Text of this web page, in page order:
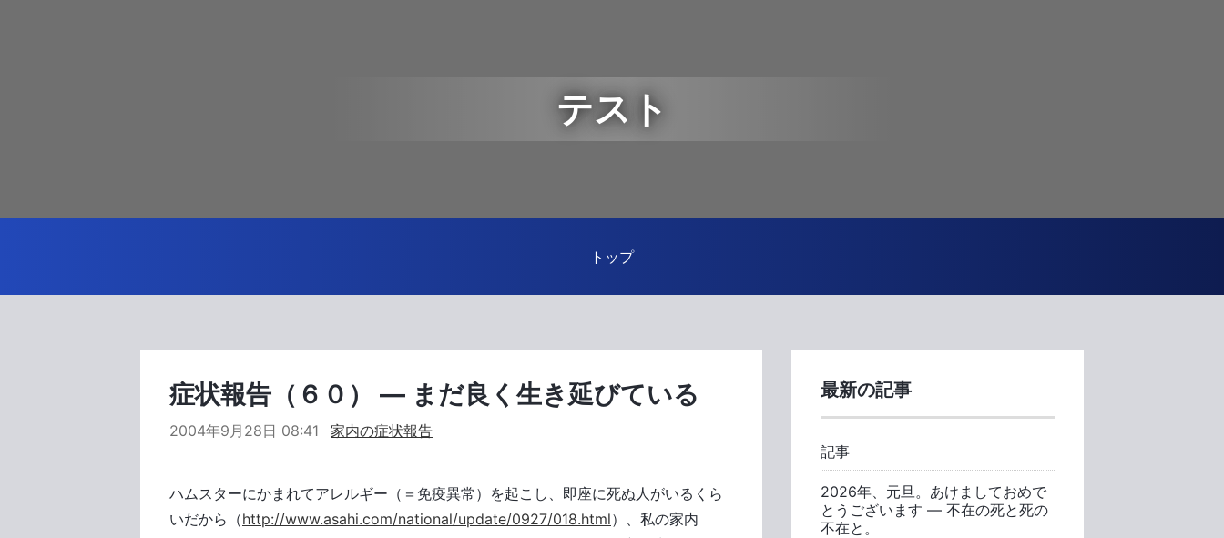
テスト
トップ
症状報告（６０） ― まだ良く生き延びている
2004年9月28日 08:41 家内の症状報告
ハムスターにかまれてアレルギー（＝免疫異常）を起こし、即座に死ぬ人がいるくら
いだから（http://www.asahi.com/national/update/0927/018.html）、私の家内
最新の記事
記事
2026年、元旦。あけましておめで
とうございます ― 不在の死と死の
不在と。